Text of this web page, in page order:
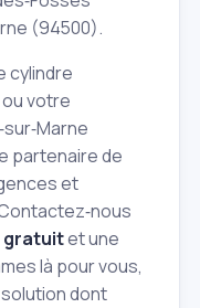
(94500).
cylindre
votre
partenaire de
et
gratuitet une
là pour vous,
dont